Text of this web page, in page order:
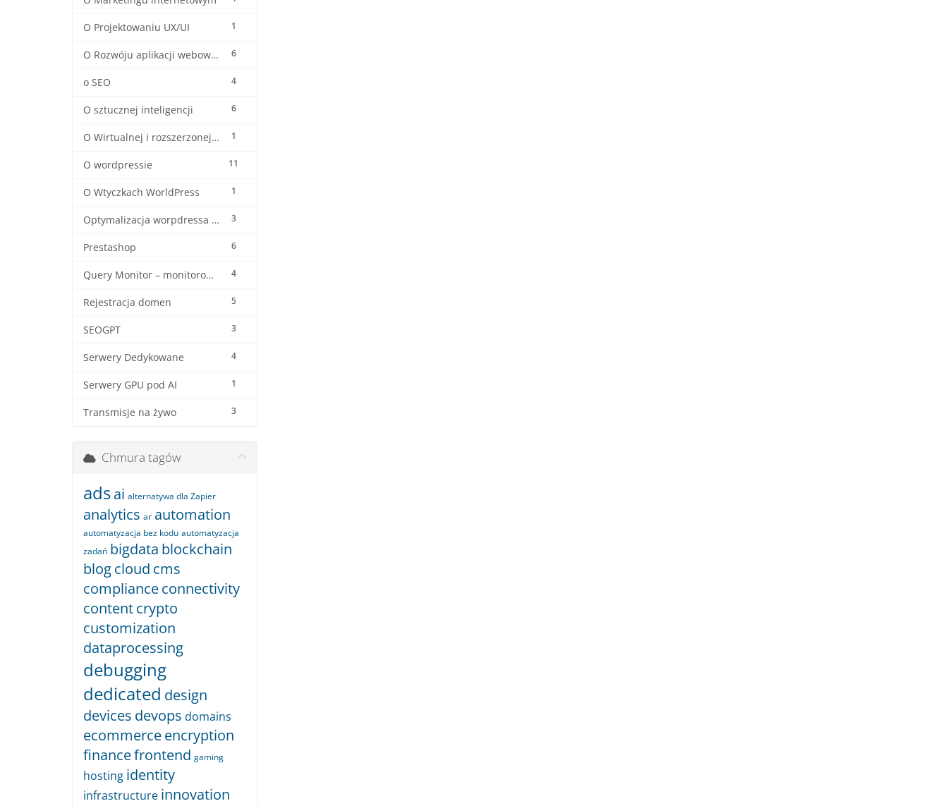
1
O Projektowaniu UX/UI
6
O Rozwóju aplikacji webowych
4
o SEO
6
O sztucznej inteligencji
1
O Wirtualnej i rozszerzonej rzeczywistośći
11
O wordpressie
1
O Wtyczkach WorldPress
3
Optymalizacja worpdressa i woocommerca
6
Prestashop
4
Query Monitor – monitorowanie wordpressa
5
Rejestracja domen
3
SEOGPT
4
Serwery Dedykowane
1
Serwery GPU pod AI
3
Transmisje na żywo
Chmura tagów
adsai alternatywa dla Zapier
analytics ar automation
automatyzacja bez kodu automatyzacja
zadań bigdata blockchain
blogcloud cms
complianceconnectivity
contentcrypto
customization
dataprocessing
debugging
dedicated design
devices devops domains
ecommerceencryption
financefrontend gaming
hosting identity
infrastructure innovation